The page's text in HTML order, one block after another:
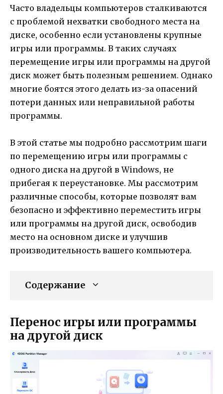
Часто владельцы компьютеров сталкиваются
с проблемой нехватки свободного места на
диске, особенно если установлены крупные
игры или программы. В таких случаях
перемещение игры или программы на другой
диск может быть полезным решением. Однако
многие боятся этого делать из-за опасений
потери данных или неправильной работы
программы.
В этой статье мы подробно рассмотрим шаги
по перемещению игры или программы с
одного диска на другой в Windows, не
прибегая к переустановке. Мы рассмотрим
различные способы, которые позволят вам
безопасно и эффективно переместить игры
или программы на другой диск, освободив
место на основном диске и улучшив
производительность вашего компьютера.
Содержание
Перенос игры или программы
на другой диск